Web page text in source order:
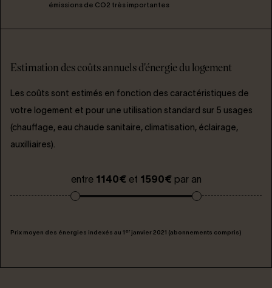
émissions de CO2 très importantes
Estimation des coûts annuels d'énergie du logement
Les coûts sont estimés en fonction des caractéristiques de
votre logement et pour une utilisation standard sur 5 usages
(chauffage, eau chaude sanitaire, climatisation, éclairage,
auxilliaires).
entre 1140€et 1590€par an
Prix moyen des énergies indexés au 1 er janvier 2021 (abonnements compris)